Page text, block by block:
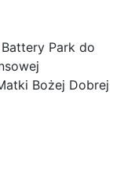
Park do
Bożej Dobrej